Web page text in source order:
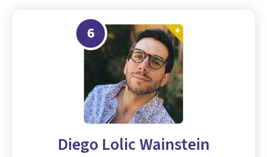
6
Diego Lolic Wainstein